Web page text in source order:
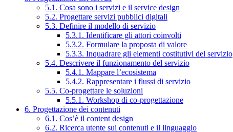
5.1. Cosa sono i servizi e il service design
5.2. Progettare servizi pubblici digitali
5.3. Definire il modello di servizio
5.3.1. Identificare gli attori coinvolti
5.3.2. Formulare la proposta di valore
5.3.3. Inquadrare gli elementi costitutivi del servizio
5.4. Descrivere il funzionamento del servizio
5.4.1. Mappare l’ecosistema
5.4.2. Rappresentare i flussi di servizio
5.5. Co-progettare le soluzioni
5.5.1. Workshop di co-progettazione
6. Progettazione dei contenuti
6.1. Cos’è il content design
6.2. Ricerca utente sui contenuti e il linguaggio